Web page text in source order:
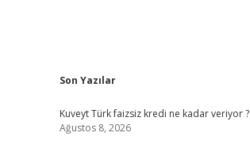
Sidebar
Son Yazılar
Kuveyt Türk faizsiz kredi ne kadar veriyor ?
Ağustos 8, 2026